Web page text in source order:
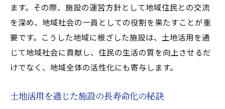
ます。その際、施設の運営方針として地域住民との交流
を深め、地域社会の一員としての役割を果たすことが重
要です。こうした地域に根ざした施設は、土地活用を通
じて地域社会に貢献し、住民の生活の質を向上させるだ
けでなく、地域全体の活性化にも寄与します。
土地活用を通じた施設の長寿命化の秘訣